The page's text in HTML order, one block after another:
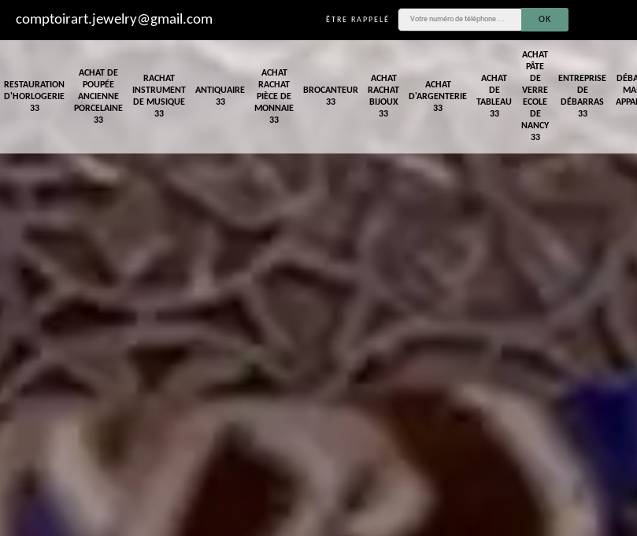
comptoirart.jewelry@gmail.com ÊTRE RAPPELÉ
RESTAURATION
D'HORLOGERIE
33
ACHAT DE
POUPÉE
ANCIENNE
PORCELAINE
33
RACHAT
INSTRUMENT
DE MUSIQUE
33
ANTIQUAIRE
33
ACHAT
RACHAT
PIÈCE DE
MONNAIE
33
BROCANTEUR
33
ACHAT
RACHAT
BIJOUX
33
ACHAT
D'ARGENTERIE
33
ACHAT
DE
TABLEAU
33
ACHAT
PÂTE
DE
VERRE
ECOLE
DE
NANCY
33
ENTREPRISE
DE
DÉBARRAS
33